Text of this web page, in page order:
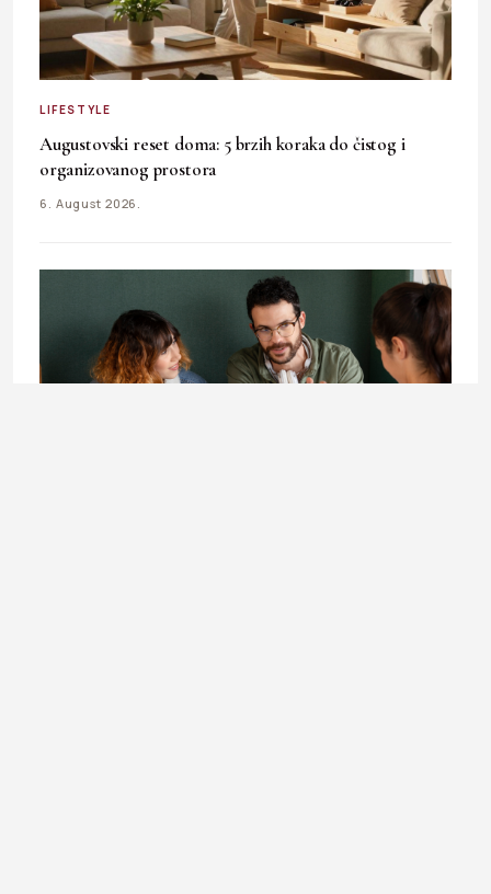
LIFESTYLE
Augustovski reset doma: 5 brzih koraka do čistog i
organizovanog prostora
6. August 2026.